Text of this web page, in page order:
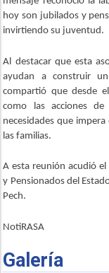
hoy son jubilados y
invirtiendo su juventud.
Al destacar que esta
ayudan a construir
compartió que desde
como las acciones
necesidades que
las familias.
A esta reunión acudió el
y Pensionados del
Pech.
NotiRASA
Galería